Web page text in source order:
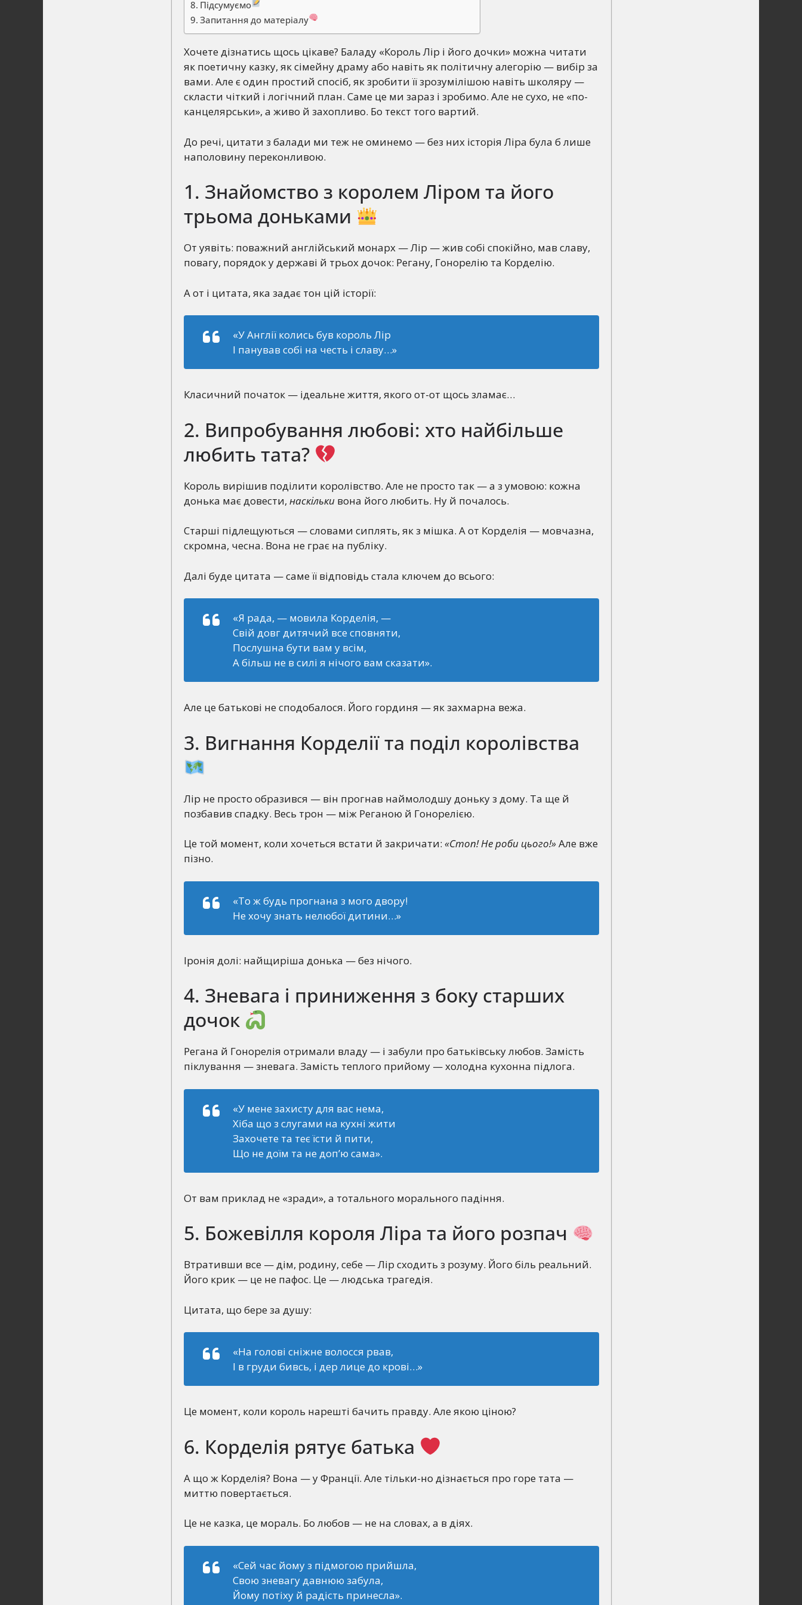
Підсумуємо
Запитання до матеріалу
Хочете дізнатись щось цікаве? Баладу «Король Лір і його дочки» можна читати
як поетичну казку, як сімейну драму або навіть як політичну алегорію — вибір за
вами. Але є один простий спосіб, як зробити її зрозумілішою навіть школяру —
скласти чіткий і логічний план. Саме це ми зараз і зробимо. Але не сухо, не «по-
канцелярськи», а живо й захопливо. Бо текст того вартий.
До речі, цитати з балади ми теж не оминемо — без них історія Ліра була б лише
наполовину переконливою.
1. Знайомство з королем Ліром та його
трьома доньками
От уявіть: поважний англійський монарх — Лір — жив собі спокійно, мав славу,
повагу, порядок у державі й трьох дочок: Регану, Гонорелію та Корделію.
А от і цитата, яка задає тон цій історії:
«У Англії колись був король Лір
І панував собі на честь і славу…»
Класичний початок — ідеальне життя, якого от-от щось зламає…
2. Випробування любові: хто найбільше
любить тата?
Король вирішив поділити королівство. Але не просто так — а з умовою: кожна
донька має довести, наскільки вона його любить. Ну й почалось.
Старші підлещуються — словами сиплять, як з мішка. А от Корделія — мовчазна,
скромна, чесна. Вона не грає на публіку.
Далі буде цитата — саме її відповідь стала ключем до всього:
«Я рада, — мовила Корделія, —
Свій довг дитячий все сповняти,
Послушна бути вам у всім,
А більш не в силі я нічого вам сказати».
Але це батькові не сподобалося. Його гординя — як захмарна вежа.
3. Вигнання Корделії та поділ королівства
Лір не просто образився — він прогнав наймолодшу доньку з дому. Та ще й
позбавив спадку. Весь трон — між Реганою й Гонорелією.
Це той момент, коли хочеться встати й закричати: «Стоп! Не роби цього!»Але вже
пізно.
«То ж будь прогнана з мого двору!
Не хочу знать нелюбої дитини…»
Іронія долі: найщиріша донька — без нічого.
4. Зневага і приниження з боку старших
дочок
Регана й Гонорелія отримали владу — і забули про батьківську любов. Замість
піклування — зневага. Замість теплого прийому — холодна кухонна підлога.
«У мене захисту для вас нема,
Хіба що з слугами на кухні жити
Захочете та теє їсти й пити,
Що не доїм та не доп’ю сама».
От вам приклад не «зради», а тотального морального падіння.
5. Божевілля короля Ліра та його розпач
Втративши все — дім, родину, себе — Лір сходить з розуму. Його біль реальний.
Його крик — це не пафос. Це — людська трагедія.
Цитата, що бере за душу:
«На голові сніжне волосся рвав,
І в груди бивсь, і дер лице до крові…»
Це момент, коли король нарешті бачить правду. Але якою ціною?
6. Корделія рятує батька
А що ж Корделія? Вона — у Франції. Але тільки-но дізнається про горе тата —
миттю повертається.
Це не казка, це мораль. Бо любов — не на словах, а в діях.
«Сей час йому з підмогою прийшла,
Свою зневагу давнюю забула,
Йому потіху й радість принесла».